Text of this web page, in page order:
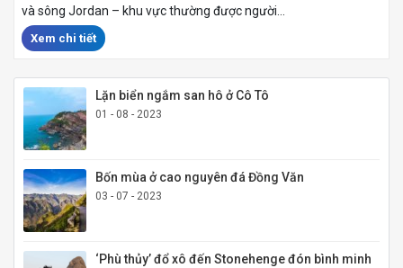
và sông Jordan – khu vực thường được người...
Xem chi tiết
Lặn biển ngắm san hô ở Cô Tô
01 - 08 - 2023
Bốn mùa ở cao nguyên đá Đồng Văn
03 - 07 - 2023
‘Phù thủy’ đổ xô đến Stonehenge đón bình minh